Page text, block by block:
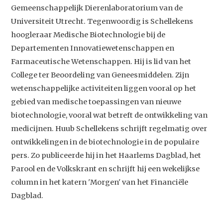
Gemeenschappelijk Dierenlaboratorium van de
Universiteit Utrecht. Tegenwoordig is Schellekens
hoogleraar Medische Biotechnologie bij de
Departementen Innovatiewetenschappen en
Farmaceutische Wetenschappen. Hij is lid van het
College ter Beoordeling van Geneesmiddelen. Zijn
wetenschappelijke activiteiten liggen vooral op het
gebied van medische toepassingen van nieuwe
biotechnologie, vooral wat betreft de ontwikkeling van
medicijnen. Huub Schellekens schrijft regelmatig over
ontwikkelingen in de biotechnologie in de populaire
pers. Zo publiceerde hij in het Haarlems Dagblad, het
Parool en de Volkskrant en schrijft hij een wekelijkse
column in het katern 'Morgen' van het Financiële
Dagblad.